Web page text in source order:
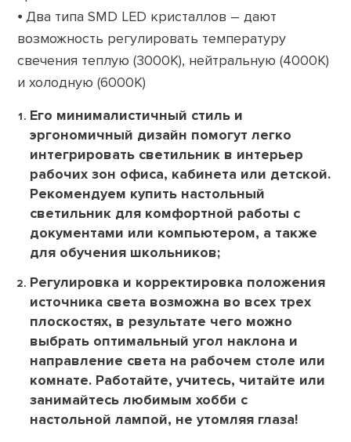
⦁ Два типа SMD LED кристаллов – дают
возможность регулировать температуру
свечения теплую (3000К), нейтральную (4000К)
и холодную (6000К)
Его минималистичный стиль и
эргономичный дизайн помогут легко
интегрировать светильник в интерьер
рабочих зон офиса, кабинета или детской.
Рекомендуем купить настольный
светильник для комфортной работы с
документами или компьютером, а также
для обучения школьников;
Регулировка и корректировка положения
источника света возможна во всех трех
плоскостях, в результате чего можно
выбрать оптимальный угол наклона и
направление света на рабочем столе или
комнате. Работайте, учитесь, читайте или
занимайтесь любимым хобби с
настольной лампой, не утомляя глаза!